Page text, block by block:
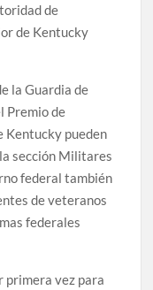
de
de Kentucky
la Guardia de
Premio de
Kentucky pueden
sección Militares
federal también
de veteranos
federales
primera vez para